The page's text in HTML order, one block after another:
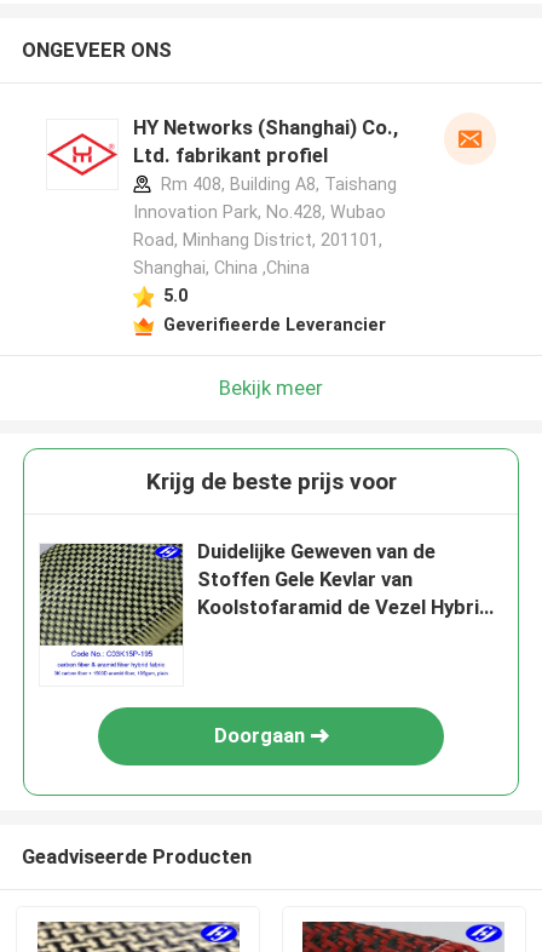
ONGEVEER ONS
HY Networks (Shanghai) Co.,
Ltd. fabrikant profiel
Rm 408, Building A8, Taishang
Innovation Park, No.428, Wubao
Road, Minhang District, 201101,
Shanghai, China ,China
5.0
Geverifieerde Leverancier
Bekijk meer
Krijg de beste prijs voor
Duidelijke Geweven van de
Stoffen Gele Kevlar van
Koolstofaramid de Vezel Hybride
Doorgaan
Geadviseerde Producten